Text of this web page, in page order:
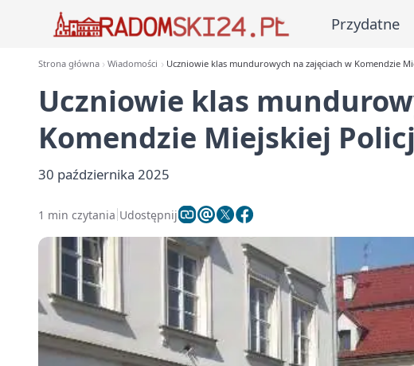
Przydatne
Strona główna Wiadomości Uczniowie klas mundurowych na zajęciach w Komendzie
Uczniowie klas
Komendzie Miejskiej
30 października 2025
1 min czytania Udostępnij